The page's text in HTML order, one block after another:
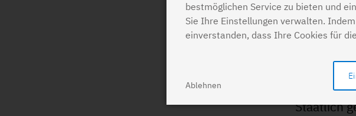
Staatlich
bestmöglichen Service zu bieten und
Sie Ihre Einstellungen verwalten.
einverstanden, dass Ihre Cookies für
Ablehnen